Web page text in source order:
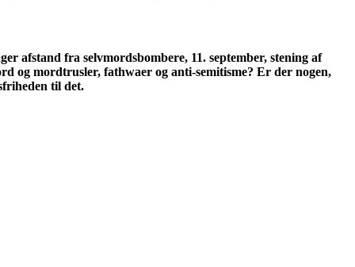
afstand fra selvmordsbombere, 11. september, stening af
og mordtrusler, fathwaer og anti-semitisme? Er der nogen,
til det.